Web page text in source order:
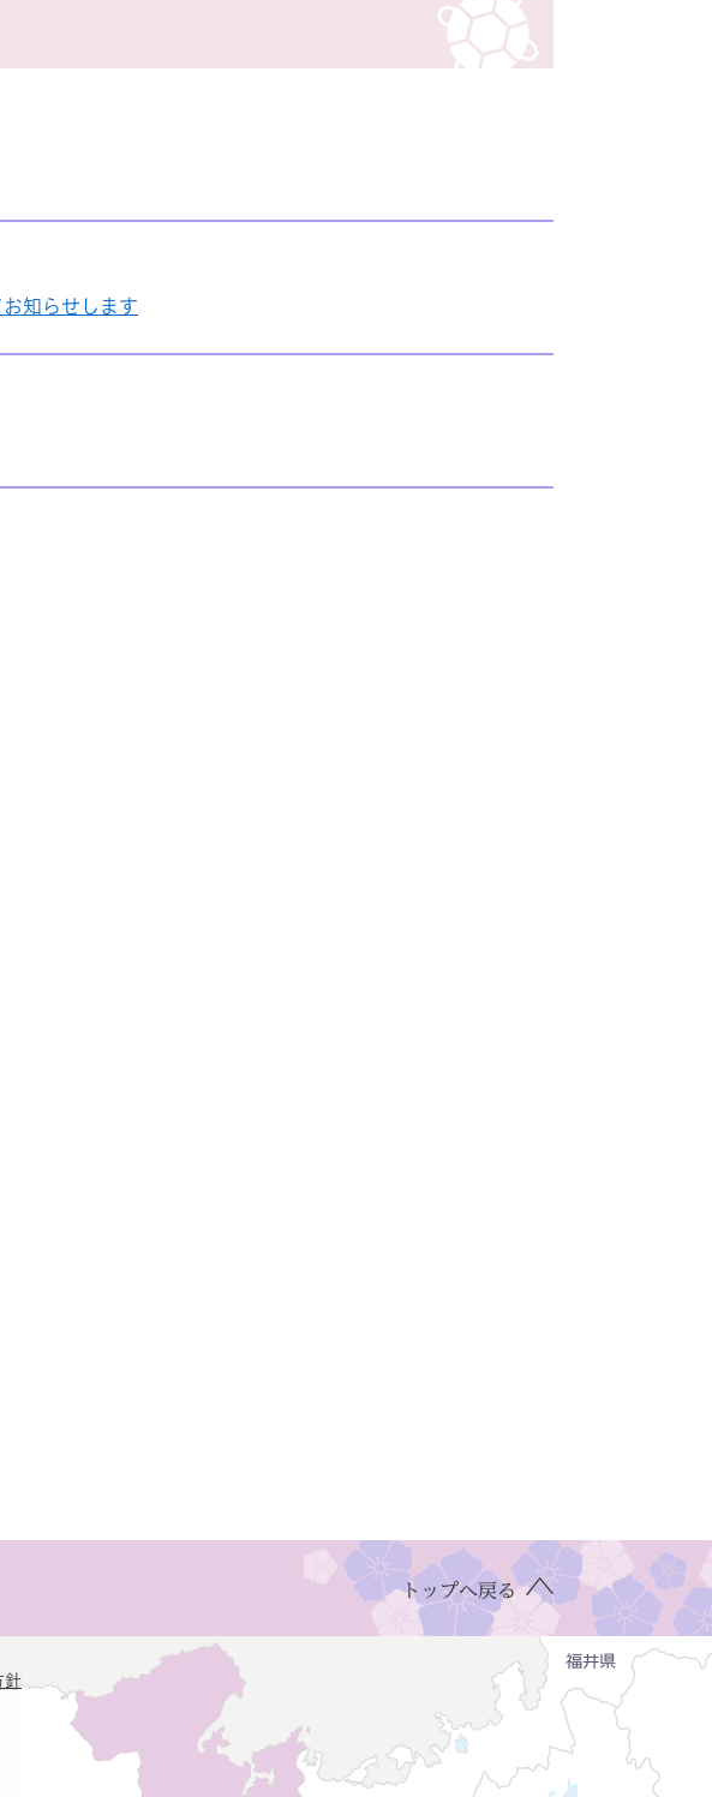
知らせします
トップへ戻る
針